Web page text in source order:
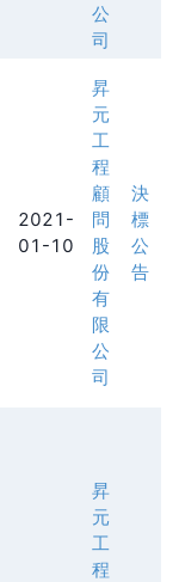
公
司
2021-
01-10
昇
元
工
程
顧
問
股
份
有
限
公
司
決
標
公
告
昇
元
工
程